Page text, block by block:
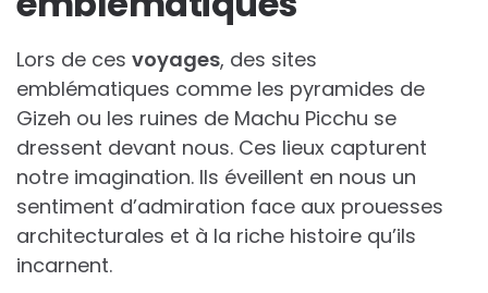
Lors de ces voyages, des sites
emblématiques comme les pyramides de
Gizeh ou les ruines de Machu Picchu se
dressent devant nous. Ces lieux capturent
notre imagination. Ils éveillent en nous un
sentiment d’admiration face aux prouesses
architecturales et à la riche histoire qu’ils
incarnent.